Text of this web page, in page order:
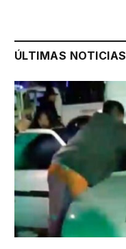
ÚLTIMAS NOTICIAS